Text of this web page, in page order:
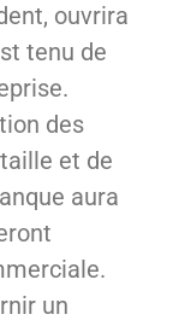
ouvrira
tenu de
des
et de
aura
un